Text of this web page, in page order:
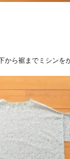
から裾までミシンを